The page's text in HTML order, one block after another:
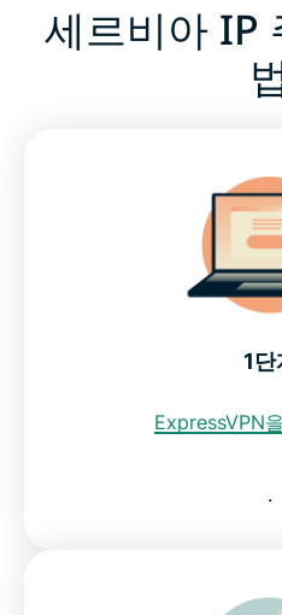
세르비아 IP 주소 이용 방법
세르비아 VPN 서버를 사용
세르비아 IP 주소 이용을 위
세르비아의 인터넷 제한
ExpressVPN이 최고의 세
세르비아 IP
1단
ExpressVPN
.